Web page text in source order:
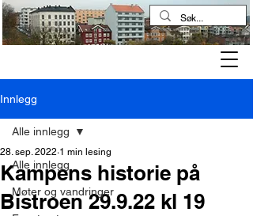
Innlegg
Alle innlegg
Møter og vandringer
Alle innlegg
Kampens historie på
Bistroen 29.9.22 kl 19
28. sep. 2022 1 min lesing